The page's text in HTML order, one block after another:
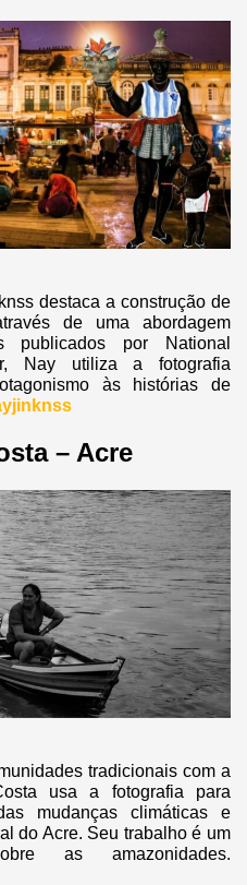
destaca a construção de
de uma abordagem
publicados por National
Nay utiliza a fotografia
às histórias de
– Acre
tradicionais com a
usa a fotografia para
mudanças climáticas e
do Acre. Seu trabalho é um
as amazonidades.